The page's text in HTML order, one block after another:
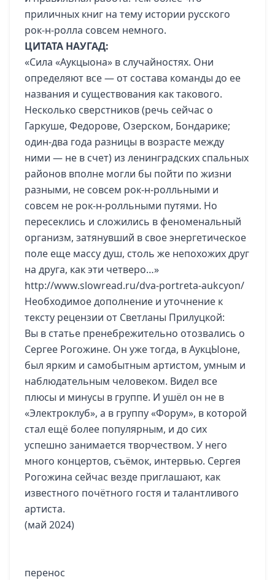
приличных книг на тему истории русского
рок-н-ролла совсем немного.
ЦИТАТА НАУГАД:
«Сила «Аукцыона» в случайностях. Они
определяют все — от состава команды до ее
названия и существования как такового.
Несколько сверстников (речь сейчас о
Гаркуше, Федорове, Озерском, Бондарике;
один-два года разницы в возрасте между
ними — не в счет) из ленинградских спальных
районов вполне могли бы пойти по жизни
разными, не совсем рок-н-ролльными и
совсем не рок-н-ролльными путями. Но
пересеклись и сложились в феноменальный
организм, затянувший в свое энергетическое
поле еще массу душ, столь же непохожих друг
на друга, как эти четверо…»
http://www.slowread.ru/dva-portreta-aukcyon/
Необходимое дополнение и уточнение к
тексту рецензии от Светланы Прилуцкой:
Вы в статье пренебрежительно отозвались о
Сергее Рогожине. Он уже тогда, в АукцЫоне,
был ярким и самобытным артистом, умным и
наблюдательным человеком. Видел все
плюсы и минусы в группе. И ушёл он не в
«Электроклуб», а в группу «Форум», в которой
стал ещё более популярным, и до сих
успешно занимается творчеством. У него
много концертов, съёмок, интервью. Сергея
Рогожина сейчас везде приглашают, как
известного почётного гостя и талантливого
артиста.
(май 2024)
перенос